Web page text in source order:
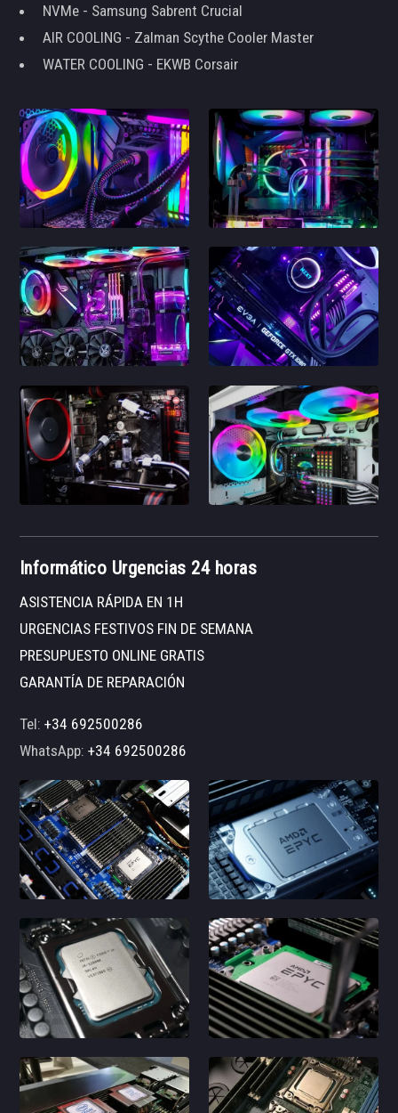
NVMe - Samsung Sabrent Crucial
AIR COOLING - Zalman Scythe Cooler Master
WATER COOLING - EKWB Corsair
Informático Urgencias 24 horas
ASISTENCIA RÁPIDA EN 1H
URGENCIAS FESTIVOS FIN DE SEMANA
PRESUPUESTO ONLINE GRATIS
GARANTÍA DE REPARACIÓN
Tel:+34 692500286
WhatsApp:+34 692500286